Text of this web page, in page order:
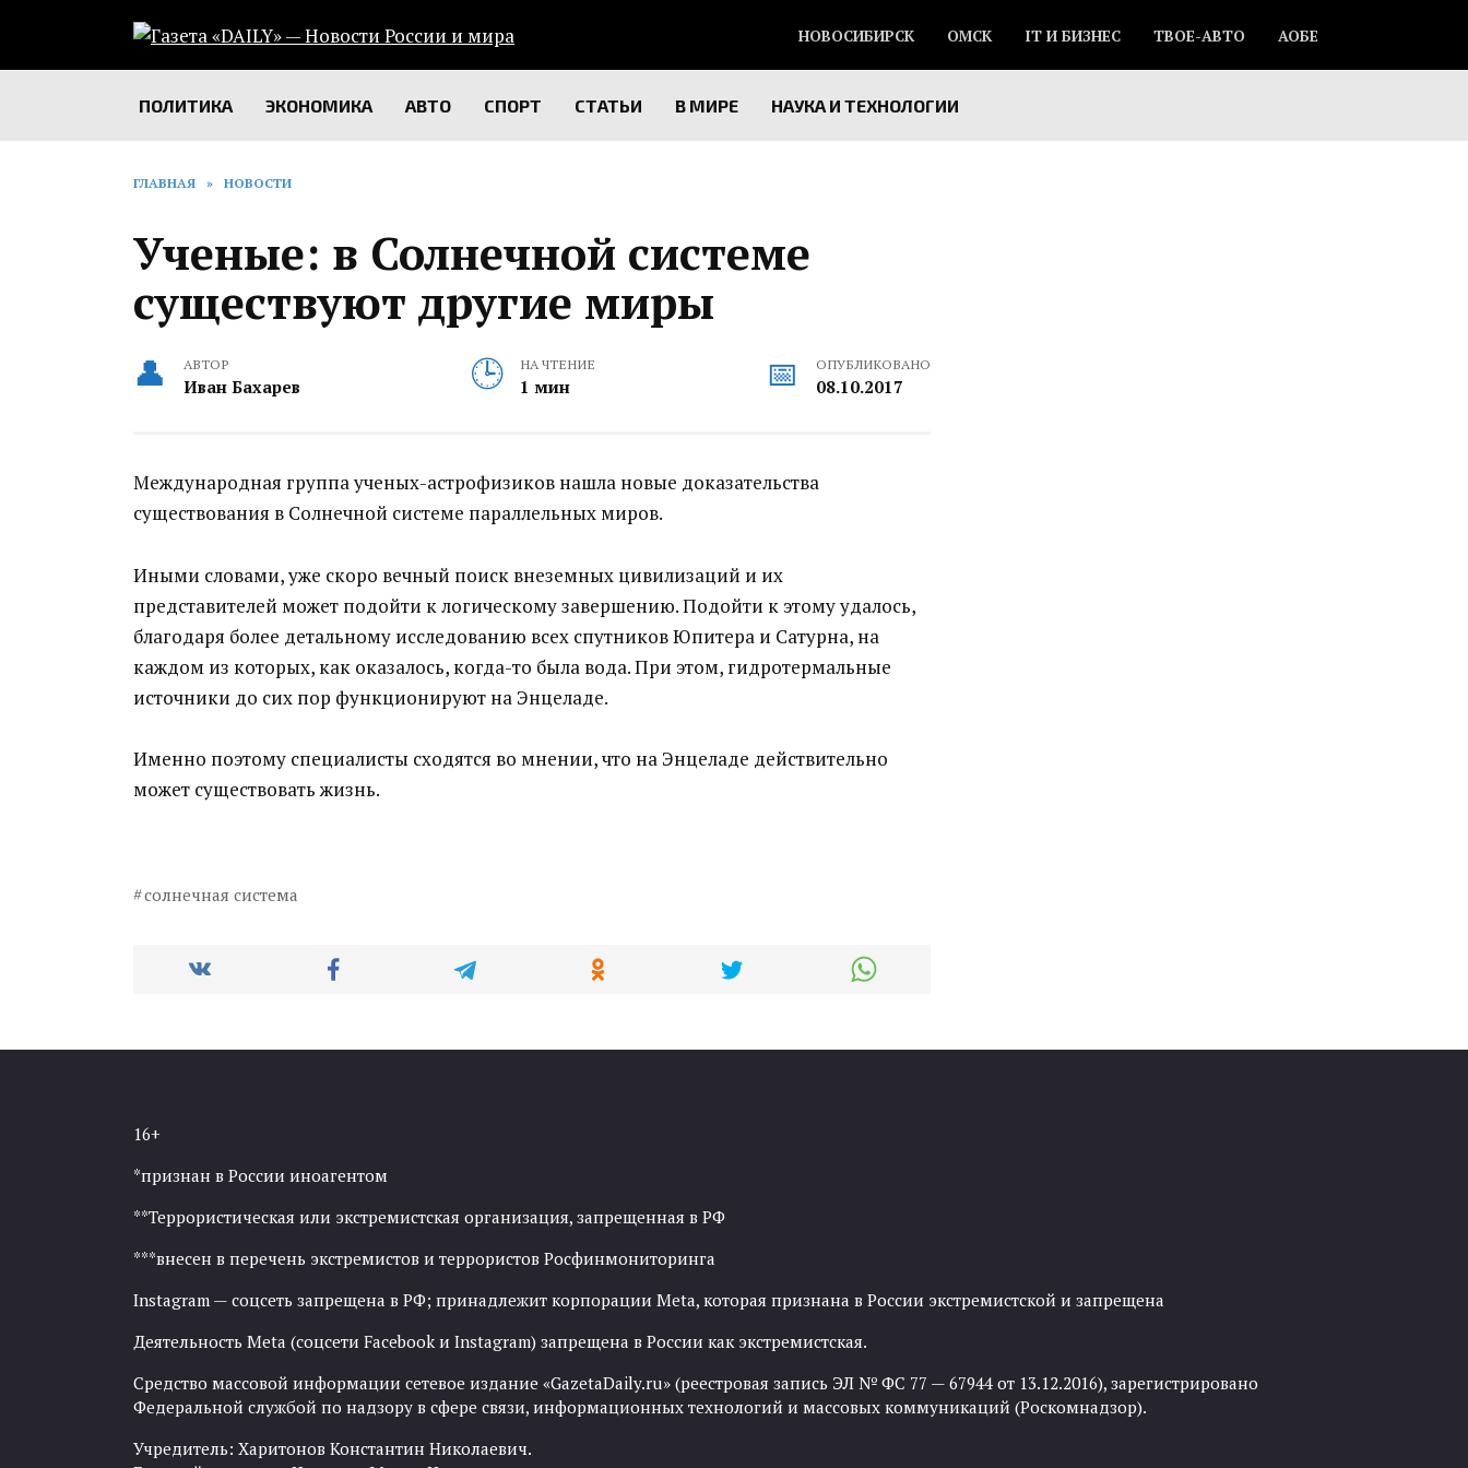
содержанию
НОВОСИБИРСК ОМСК IT И БИЗНЕС ТВОЕ-АВТО АОБЕ
ПОЛИТИКА ЭКОНОМИКА АВТО СПОРТ СТАТЬИ В МИРЕ НАУКА И ТЕХНОЛОГИИ
ГЛАВНАЯ » НОВОСТИ
Ученые: в Солнечной системе
существуют другие миры
АВТОР
Иван Бахарев
НА ЧТЕНИЕ
1 мин
ОПУБЛИКОВАНО
08.10.2017
Международная группа ученых-астрофизиков нашла новые доказательства
существования в Солнечной системе параллельных миров.
Иными словами, уже скоро вечный поиск внеземных цивилизаций и их
представителей может подойти к логическому завершению. Подойти к этому удалось,
благодаря более детальному исследованию всех спутников Юпитера и Сатурна, на
каждом из которых, как оказалось, когда-то была вода. При этом, гидротермальные
источники до сих пор функционируют на Энцеладе.
Именно поэтому специалисты сходятся во мнении, что на Энцеладе действительно
может существовать жизнь.
солнечная система
16+
*признан в России иноагентом
**Террористическая или экстремистская организация, запрещенная в РФ
***внесен в перечень экстремистов и террористов Росфинмониторинга
Instagram — соцсеть запрещена в РФ; принадлежит корпорации Meta, которая признана в России экстремистской и запрещена
Деятельность Meta (соцсети Facebook и Instagram) запрещена в России как экстремистская.
Средство массовой информации сетевое издание «GazetaDaily.ru» (реестровая запись ЭЛ № ФС 77 — 67944 от 13.12.2016), зарегистрировано
Федеральной службой по надзору в сфере связи, информационных технологий и массовых коммуникаций (Роскомнадзор).
Учредитель: Харитонов Константин Николаевич.